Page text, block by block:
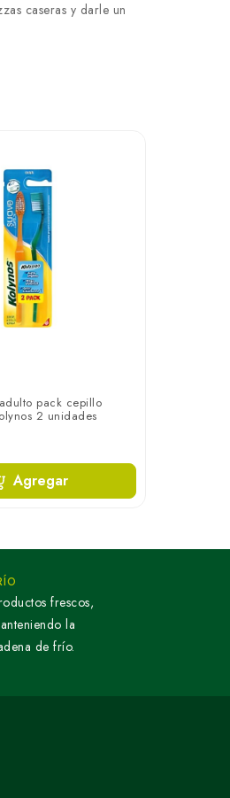
caseras y darle un
pack cepillo
2 unidades
Agregar
frescos,
la
de frío.